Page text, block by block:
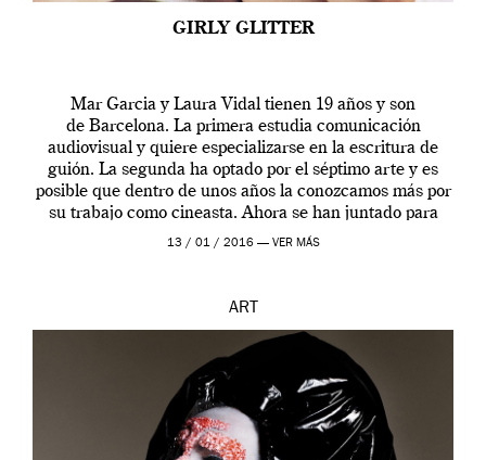
GIRLY GLITTER
Mar Garcia y Laura Vidal tienen 19 años y son
de Barcelona. La primera estudia comunicación
audiovisual y quiere especializarse en la escritura de
guión. La segunda ha optado por el séptimo arte y es
posible que dentro de unos años la conozcamos más por
su trabajo como cineasta. Ahora se han juntado para
contarnos una […]
13 / 01 / 2016 — VER MÁS
ART